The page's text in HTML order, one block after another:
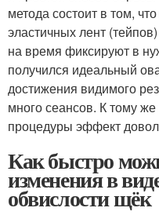
метода состоит в том,
эластичных лент
на время фиксируют в
получился идеальный
достижения видимого
много сеансов. К тому
процедуры эффект
Как быстро
изменения в
обвислости щёк